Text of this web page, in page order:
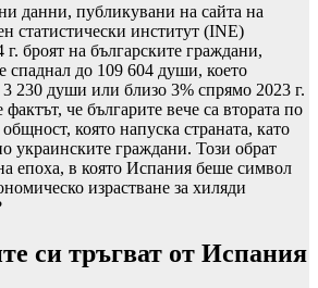
данни, публикувани на сайта на
статистически институт (INE)
г. броят на българските граждани,
до 109 604 души, което
3 230 души или близо 3% спрямо 2023 г.
че българите вече са втората по
която напуска страната, като
украинските граждани. Този обрат
епоха, в която Испания беше символ
израстване за хиляди
си тръгват от Испания